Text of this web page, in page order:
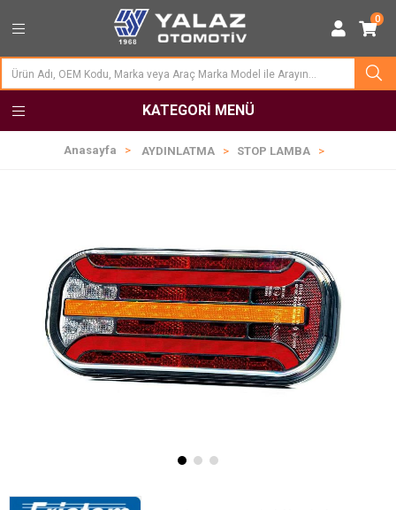
0
KATEGORI MENÜ
Anasayfa AYDINLATMA STOP LAMBA